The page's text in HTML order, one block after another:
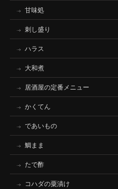
甘味処
刺し盛り
ハラス
大和煮
居酒屋の定番メニュー
かくてん
であいもの
鯛まま
たで酢
コハダの粟漬け